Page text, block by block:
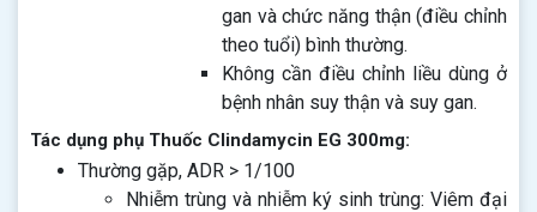
gan và chức năng thận (điều chỉnh
theo tuổi) bình thường.
Không cần điều chỉnh liều dùng ở
bệnh nhân suy thận và suy gan.
Tác dụng phụ Thuốc Clindamycin EG 300mg:
Thường gặp, ADR > 1/100
Nhiễm trùng và nhiễm ký sinh trùng: Viêm đại